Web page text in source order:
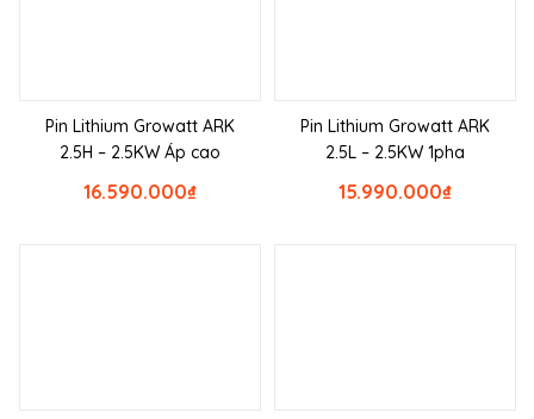
Pin Lithium Growatt ARK
2.5H – 2.5KW Áp cao
₫
16.590.000
Pin Lithium Growatt ARK
2.5L – 2.5KW 1pha
₫
15.990.000